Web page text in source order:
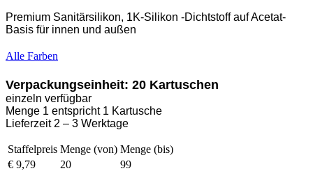
Premium Sanitärsilikon, 1K-Silikon -Dichtstoff auf Acetat-
Basis für innen und außen
Alle Farben
Verpackungseinheit: 20 Kartuschen
einzeln verfügbar
Menge 1 entspricht 1 Kartusche
Lieferzeit 2 – 3 Werktage
Staffelpreis Menge (von) Menge (bis)
€ 9,79 20
99